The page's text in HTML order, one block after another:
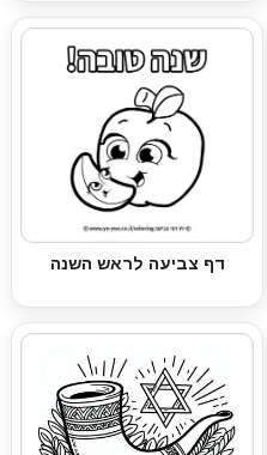
דף צביעה לראש השנה